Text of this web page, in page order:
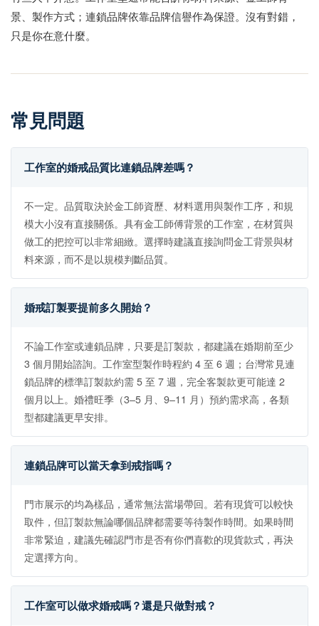
景、製作方式；連鎖品牌依靠品牌信譽作為保證。沒有對錯，
只是你在意什麼。
常見問題
工作室的婚戒品質比連鎖品牌差嗎？
不一定。品質取決於金工師資歷、材料選用與製作工序，和規
模大小沒有直接關係。具有金工師傅背景的工作室，在材質與
做工的把控可以非常細緻。選擇時建議直接詢問金工背景與材
料來源，而不是以規模判斷品質。
婚戒訂製要提前多久開始？
不論工作室或連鎖品牌，只要是訂製款，都建議在婚期前至少
3 個月開始諮詢。工作室型製作時程約 4 至 6 週；台灣常見連
鎖品牌的標準訂製款約需 5 至 7 週，完全客製款更可能達 2
個月以上。婚禮旺季（3–5 月、9–11 月）預約需求高，各類
型都建議更早安排。
連鎖品牌可以當天拿到戒指嗎？
門市展示的均為樣品，通常無法當場帶回。若有現貨可以較快
取件，但訂製款無論哪個品牌都需要等待製作時間。如果時間
非常緊迫，建議先確認門市是否有你們喜歡的現貨款式，再決
定選擇方向。
工作室可以做求婚戒嗎？還是只做對戒？